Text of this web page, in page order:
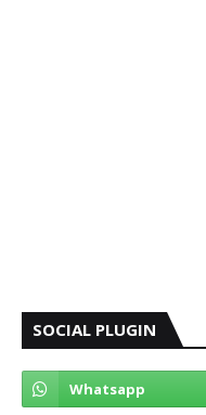
SOCIAL PLUGIN